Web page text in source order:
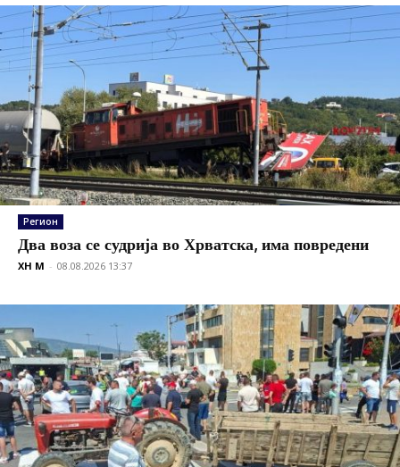
Регион
Два воза се судрија во Хрватска, има повредени
XH M - 08.08.2026 13:37